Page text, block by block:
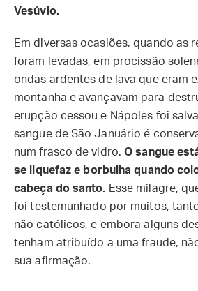
Vesúvio.
Em diversas ocasiões, quando as
foram levadas, em procissão
ondas ardentes de lava que eram
montanha e avançavam para
erupção cessou e Nápoles foi
sangue de São Januário é
num frasco de vidro.O sangue
se liquefaz e borbulha quando
cabeça do santo. Esse milagre,
foi testemunhado por muitos,
não católicos, e embora alguns
tenham atribuído a uma fraude,
sua afirmação.